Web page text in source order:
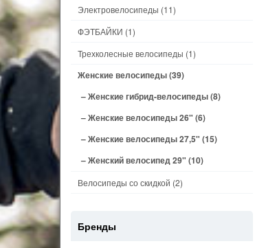
Электровелосипеды (11)
ФЭТБАЙКИ (1)
Трехколесные велосипеды (1)
Женские велосипеды(39)
– Женские гибрид-велосипеды(8)
– Женские велосипеды 26" (6)
– Женские велосипеды 27,5" (15)
– Женский велосипед 29" (10)
Велосипеды со скидкой (2)
Бренды